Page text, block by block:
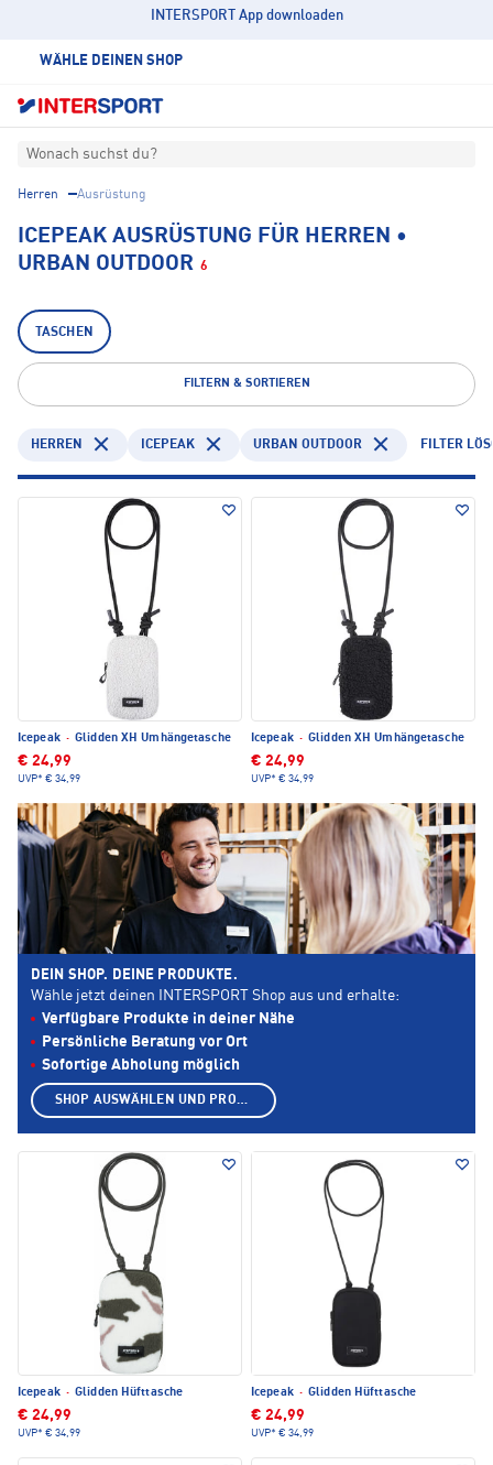
INTERSPORT App downloaden
WÄHLE DEINEN SHOP
Wonach suchst du?
Herren Ausrüstung
ICEPEAK AUSRÜSTUNG FÜR HERREN •
URBAN OUTDOOR 6
TASCHEN
FILTERN & SORTIEREN
HERREN ICEPEAK URBAN OUTDOOR FILTER
Icepeak · Glidden XH Umhängetasche
€ 24,99
UVP* € 34,99
Icepeak · Glidden XH Umhängetasche
€ 24,99
UVP* € 34,99
Icepeak · Glidden Hüfttasche
€ 24,99
UVP* € 34,99
Icepeak · Glidden Hüfttasche
€ 24,99
UVP* € 34,99
DEIN SHOP. DEINE PRODUKTE.
Wähle jetzt deinen INTERSPORT Shop aus und erhalte:
Verfügbare Produkte in deiner Nähe
Persönliche Beratung vor Ort
Sofortige Abholung möglich
SHOP AUSWÄHLEN UND PRODUKTE ANZEIGEN